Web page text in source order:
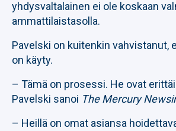
yhdysvaltalainen ei ole koskaan
ammattilaistasolla.
Pavelski on kuitenkin vahvistanut,
on käyty.
– Tämä on prosessi. He ovat
Pavelski sanoi The Mercury
– Heillä on omat asiansa